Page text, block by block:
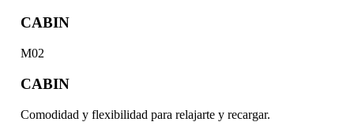
CABIN
M02
CABIN
Comodidad y flexibilidad para relajarte y recargar.